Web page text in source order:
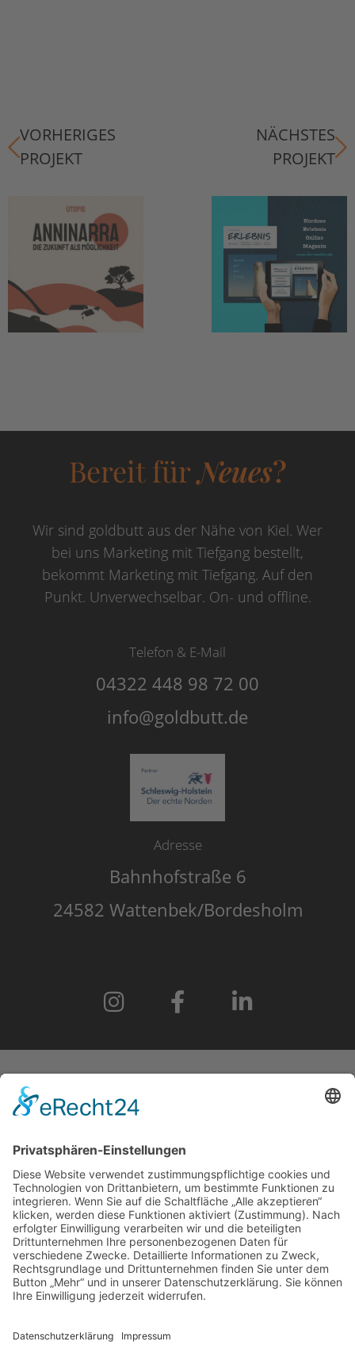
VORHERIGES
PROJEKT
NÄCHSTES
PROJEKT
Bereit fürNeues?
Wir sind goldbutt aus der Nähe von Kiel. Wer
bei uns Marketing mit Tiefgang bestellt,
bekommt Marketing mit Tiefgang. Auf den
Punkt. Unverwechselbar. On- und offline.
Telefon & E-Mail
04322 448 98 72 00
info@goldbutt.de
Adresse
Bahnhofstraße 6
24582 Wattenbek/Bordesholm
DATENSCHUTZERKLÄRUNG
BARRIEREFREIHEITSERKLÄRUNG
GEWINNSPIELRICHTLINIEN
COOKIE-EINSTELLUNGEN